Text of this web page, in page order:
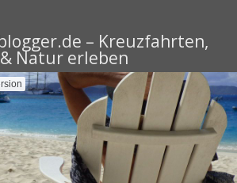
– Kreuzfahrten,
Natur erleben